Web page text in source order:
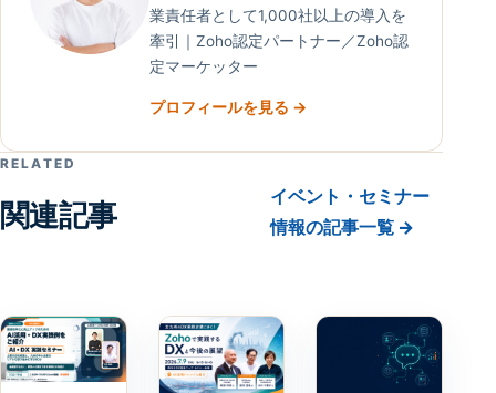
業責任者として1,000社以上の導入を
牽引｜Zoho認定パートナー／Zoho認
定マーケッター
プロフィールを見る →
RELATED
関連記事
イベント・セミナー
情報の記事一覧 →